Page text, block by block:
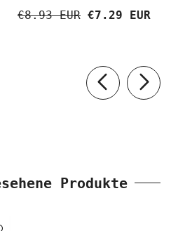
€8.93 EUR €7.29 EUR
Produkte